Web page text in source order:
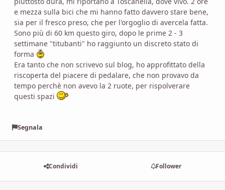
e mezza sulla bici che mi hanno fatto davvero stare bene,
sia per il fresco preso, che per l'orgoglio di avercela fatta.
Sono più di 60 km questo giro, dopo le prime 2 - 3
settimane "titubanti" ho raggiunto un discreto stato di
forma
Era tanto che non scrivevo sul blog, ho approfittato della
riscoperta del piacere di pedalare, che non provavo da
tempo perchè non avevo la 2 ruote, per rispolverare
questi spazi
Segnala
Condividi Follower